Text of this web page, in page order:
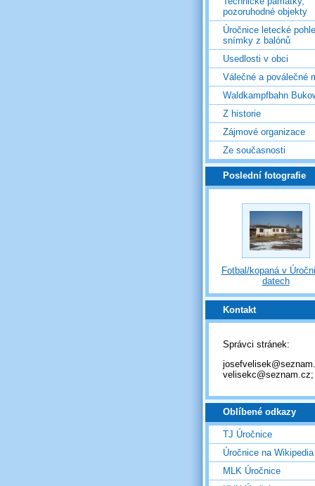
pozoruhodné objekty
Úročnice letecké
snímky z balónů
Usedlosti v obci
Válečné a poválečné
Waldkampfbahn
Z historie
Zájmové organizace
Ze současnosti
Poslední fotografie
Fotbal/kopaná v
datech
Kontakt
Správci stránek:
velisekc@seznam.cz;
Oblíbené odkazy
TJ Úročnice
Úročnice na Wikipedia
MLK Úročnice